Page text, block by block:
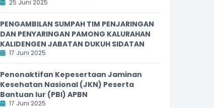
25 Juni 2025
PENGAMBILAN SUMPAH TIM PENJARINGAN
DAN PENYARINGAN PAMONG KALURAHAN
KALIDENGEN JABATAN DUKUH SIDATAN
17 Juni 2025
Penonaktifan Kepesertaan Jaminan
Kesehatan Nasional (JKN) Peserta
Bantuan Iur (PBI) APBN
17 Juni 2025